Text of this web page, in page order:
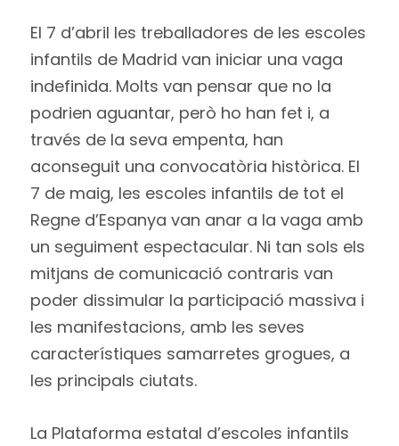
El 7 d’abril les treballadores de les escoles
infantils de Madrid van iniciar una vaga
indefinida. Molts van pensar que no la
podrien aguantar, però ho han fet i, a
través de la seva empenta, han
aconseguit una convocatòria històrica. El
7 de maig, les escoles infantils de tot el
Regne d’Espanya van anar a la vaga amb
un seguiment espectacular. Ni tan sols els
mitjans de comunicació contraris van
poder dissimular la participació massiva i
les manifestacions, amb les seves
característiques samarretes grogues, a
les principals ciutats.
La Plataforma estatal d’escoles infantils